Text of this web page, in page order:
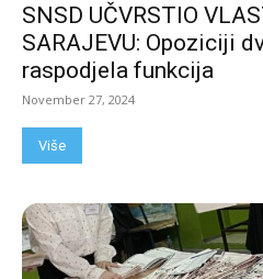
SNSD UČVRSTIO
SARAJEVU: Opoziciji
raspodjela funkcija
November 27, 2024
Više